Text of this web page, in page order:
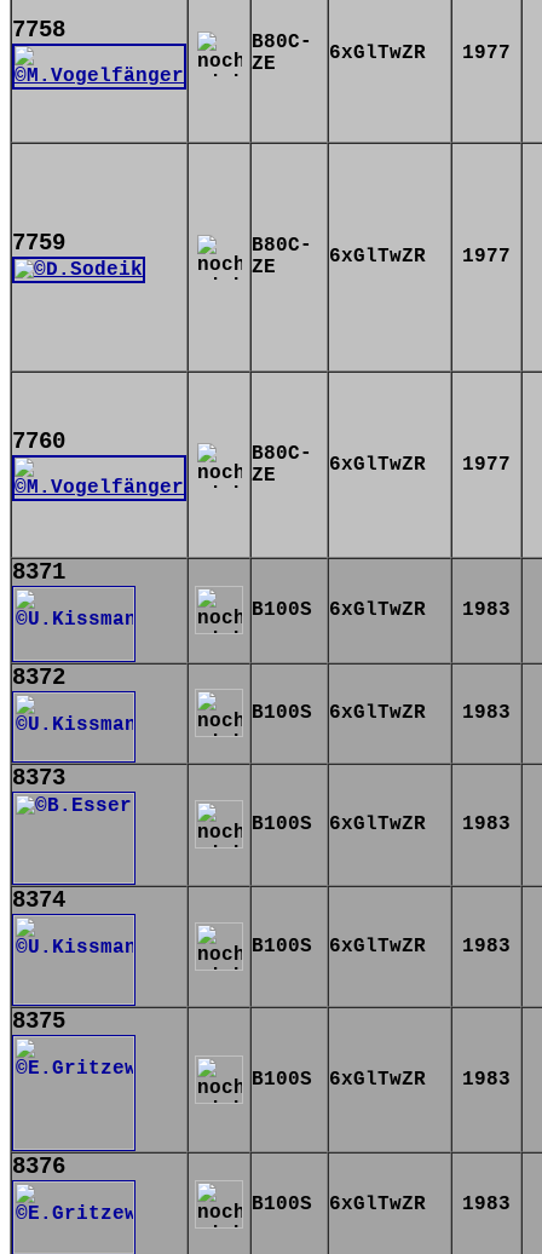
7758
B80C-
ZE
6xGlTwZR 1977
7759
B80C-
ZE
6xGlTwZR 1977
7760
B80C-
ZE
6xGlTwZR 1977
8371
B100S 6xGlTwZR 1983
8372
B100S 6xGlTwZR 1983
8373
B100S 6xGlTwZR 1983
8374
B100S 6xGlTwZR 1983
8375
B100S 6xGlTwZR 1983
8376
B100S 6xGlTwZR 1983